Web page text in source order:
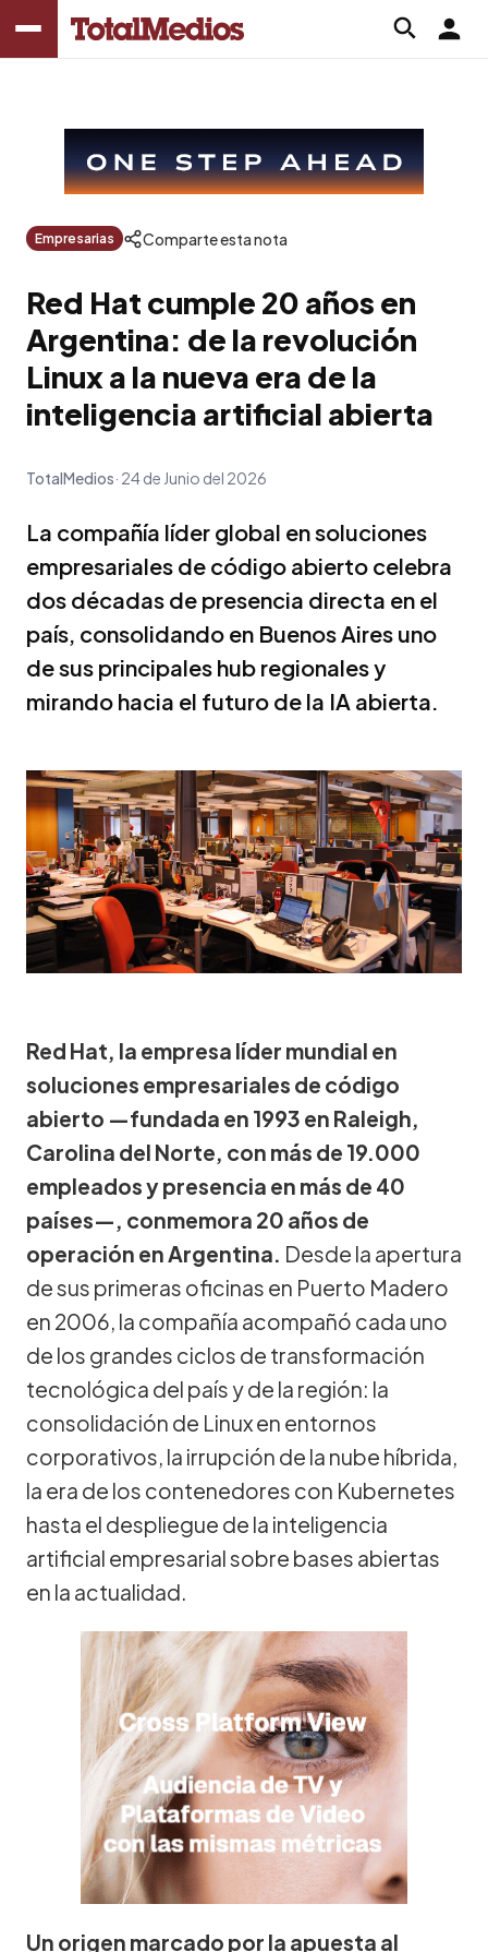
Empresarias Comparte esta nota
Red Hat cumple 20 años en
Argentina: de la revolución
Linux a la nueva era de la
inteligencia artificial abierta
TotalMedios 24 de Junio del 2026
La compañía líder global en soluciones
empresariales de código abierto celebra
dos décadas de presencia directa en el
país, consolidando en Buenos Aires uno
de sus principales hub regionales y
mirando hacia el futuro de la IA abierta.
Red Hat, la empresa líder mundial en
soluciones empresariales de código
abierto —fundada en 1993 en Raleigh,
Carolina del Norte, con más de 19.000
empleados y presencia en más de 40
países—, conmemora 20 años de
operación en Argentina. Desde la apertura
de sus primeras oficinas en Puerto Madero
en 2006, la compañía acompañó cada uno
de los grandes ciclos de transformación
tecnológica del país y de la región: la
consolidación de Linux en entornos
corporativos, la irrupción de la nube híbrida,
la era de los contenedores con Kubernetes
hasta el despliegue de la inteligencia
artificial empresarial sobre bases abiertas
en la actualidad.
Un origen marcado por la apuesta al